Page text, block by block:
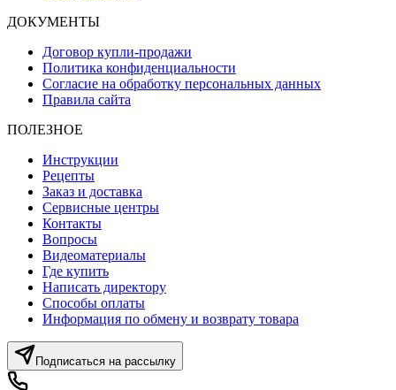
ДОКУМЕНТЫ
Договор купли-продажи
Политика конфиденциальности
Согласие на обработку персональных данных
Правила сайта
ПОЛЕЗНОЕ
Инструкции
Рецепты
Заказ и доставка
Сервисные центры
Контакты
Вопросы
Видеоматериалы
Где купить
Написать директору
Способы оплаты
Информация по обмену и возврату товара
Подписаться на рассылку